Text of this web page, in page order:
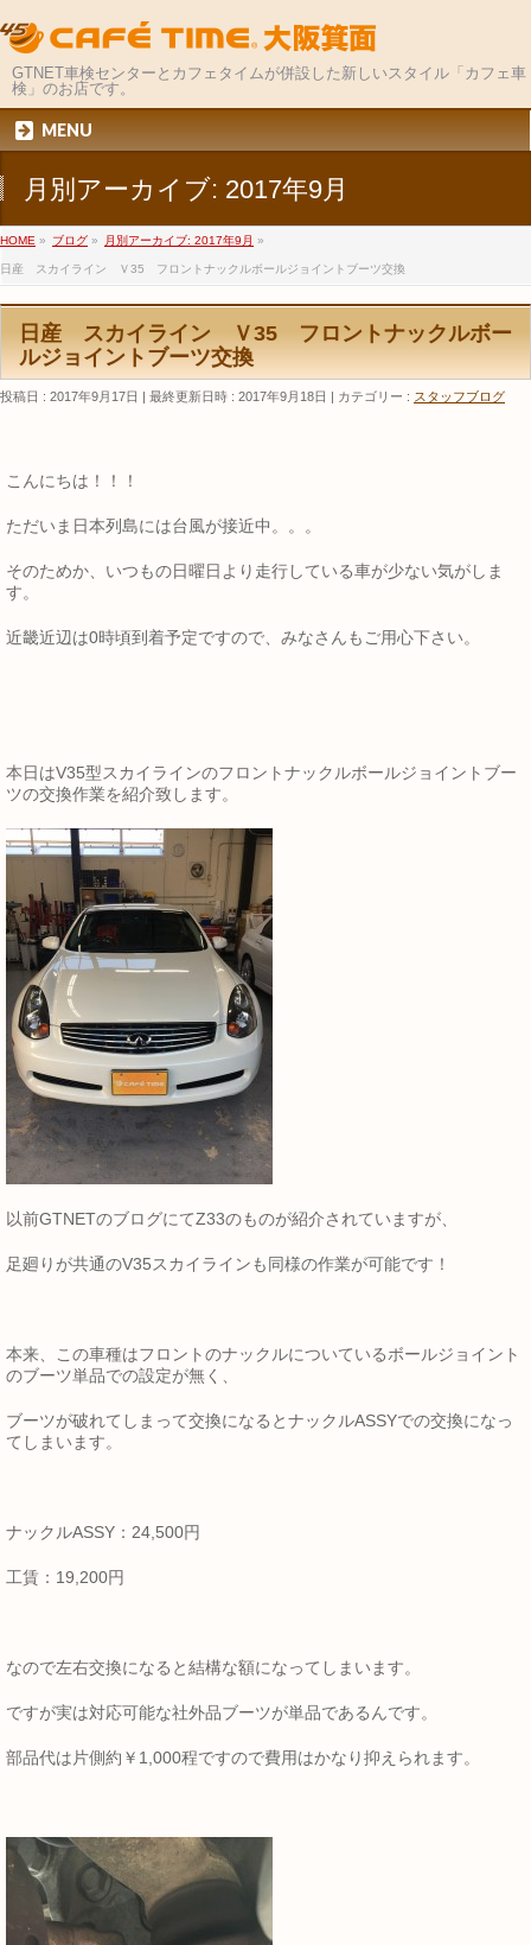
GTNET車検センターとカフェタイムが併設した新しいスタイル「カフェ車
検」のお店です。
MENU
月別アーカイブ: 2017年9月
HOME » ブログ » 月別アーカイブ: 2017年9月 »
日産 スカイライン Ｖ35 フロントナックルボールジョイントブーツ交換
日産 スカイライン Ｖ35 フロントナックルボー
ルジョイントブーツ交換
投稿日 : 2017年9月17日 最終更新日時 : 2017年9月18日 カテゴリー : スタッフブログ
こんにちは！！！
ただいま日本列島には台風が接近中。。。
そのためか、いつもの日曜日より走行している車が少ない気がしま
す。
近畿近辺は0時頃到着予定ですので、みなさんもご用心下さい。
本日はV35型スカイラインのフロントナックルボールジョイントブー
ツの交換作業を紹介致します。
以前GTNETのブログにてZ33のものが紹介されていますが、
足廻りが共通のV35スカイラインも同様の作業が可能です！
本来、この車種はフロントのナックルについているボールジョイント
のブーツ単品での設定が無く、
ブーツが破れてしまって交換になるとナックルASSYでの交換になっ
てしまいます。
ナックルASSY：24,500円
工賃：19,200円
なので左右交換になると結構な額になってしまいます。
ですが実は対応可能な社外品ブーツが単品であるんです。
部品代は片側約￥1,000程ですので費用はかなり抑えられます。